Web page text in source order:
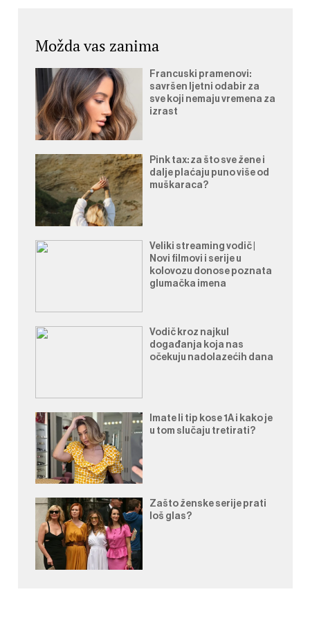
Možda vas zanima
Francuski pramenovi:
savršen ljetni odabir za
sve koji nemaju vremena za
izrast
Pink tax: za što sve žene i
dalje plaćaju puno više od
muškaraca?
Veliki streaming vodič |
Novi filmovi i serije u
kolovozu donose poznata
glumačka imena
Vodič kroz najkul
događanja koja nas
očekuju nadolazećih dana
Imate li tip kose 1A i kako je
u tom slučaju tretirati?
Zašto ženske serije prati
loš glas?